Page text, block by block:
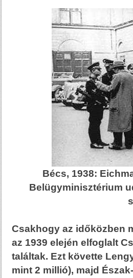
Bécs, 1938:
Belügyminisztérium
Csakhogy az időközben
az 1939 elején elfoglalt
találtak. Ezt követte
mint 2 millió), majd